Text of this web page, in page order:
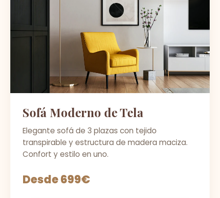
Sofá Moderno de Tela
Elegante sofá de 3 plazas con tejido
transpirable y estructura de madera maciza.
Confort y estilo en uno.
Desde 699€